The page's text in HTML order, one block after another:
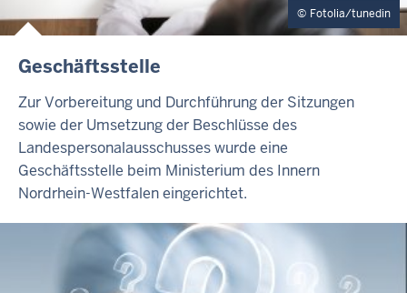
Fotolia/tunedin
Geschäftsstelle
Zur Vorbereitung und Durchführung der Sitzungen
sowie der Umsetzung der Beschlüsse des
Landespersonalausschusses wurde eine
Geschäftsstelle beim Ministerium des Innern
Nordrhein-Westfalen eingerichtet.